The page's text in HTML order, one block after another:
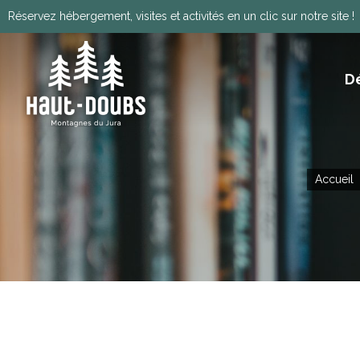
Réservez hébergement, visites et activités en un clic sur notre site !
Accueil